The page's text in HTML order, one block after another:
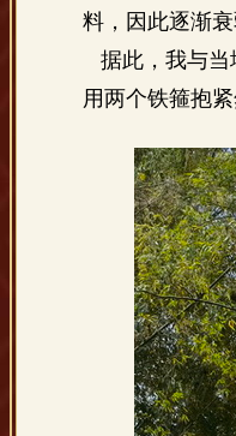
料，因此逐渐
据此，我与当
用两个铁箍抱